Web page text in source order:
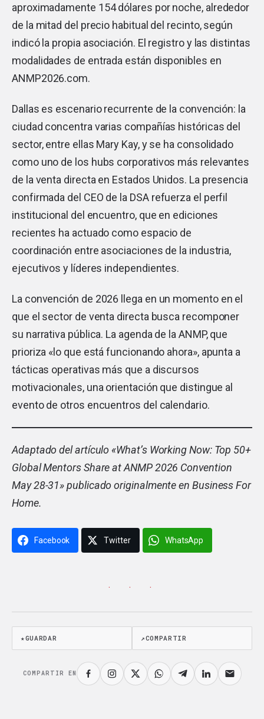
aproximadamente 154 dólares por noche, alrededor
de la mitad del precio habitual del recinto, según
indicó la propia asociación. El registro y las distintas
modalidades de entrada están disponibles en
ANMP2026.com.
Dallas es escenario recurrente de la convención: la
ciudad concentra varias compañías históricas del
sector, entre ellas Mary Kay, y se ha consolidado
como uno de los hubs corporativos más relevantes
de la venta directa en Estados Unidos. La presencia
confirmada del CEO de la DSA refuerza el perfil
institucional del encuentro, que en ediciones
recientes ha actuado como espacio de
coordinación entre asociaciones de la industria,
ejecutivos y líderes independientes.
La convención de 2026 llega en un momento en el
que el sector de venta directa busca recomponer
su narrativa pública. La agenda de la ANMP, que
prioriza «lo que está funcionando ahora», apunta a
tácticas operativas más que a discursos
motivacionales, una orientación que distingue al
evento de otros encuentros del calendario.
Adaptado del artículo «What’s Working Now: Top 50+
Global Mentors Share at ANMP 2026 Convention
May 28-31» publicado originalmente en Business For
Home.
Facebook Twitter WhatsApp
· · ·
★GUARDAR ↗COMPARTIR
COMPARTIR EN